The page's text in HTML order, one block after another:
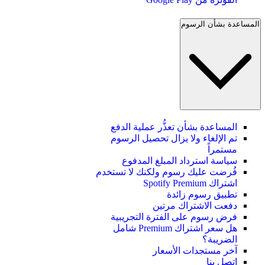
المساعدة بشأن الرسوم
المساعدة بشأن تعذُّر عملية الدفع
تم الإلغاء ولا يزال تحصيل الرسوم
مستمراً
سياسة استرداد المبلغ المدفوع
فُرضت عليك رسوم ولكنك لا تستخدم
اشتراك Spotify Premium
تطبيق رسوم زائدة
دفعت الاشتراك مرتين
فرض رسوم على الفترة التجريبية
هل سعر اشتراك Premium شامل
الضريبة؟
آخر مستجدات الأسعار
اتصل بنا